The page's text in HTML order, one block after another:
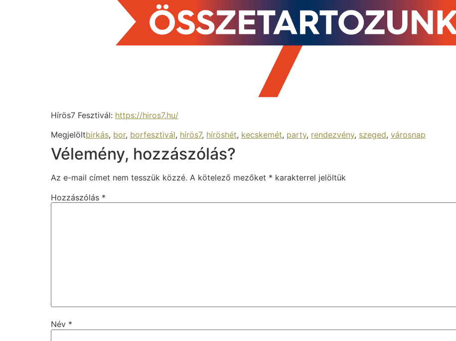
Hírös7 Fesztivál: https://hiros7.hu/
Megjelöltbirkás, bor, borfesztivál, hírös7, híröshét, kecskemét, party, rendezvény, szeged, városnap
Vélemény, hozzászólás?
Az e-mail címet nem tesszük közzé. A kötelező mezőket * karakterrel jelöltük
Hozzászólás *
Név *